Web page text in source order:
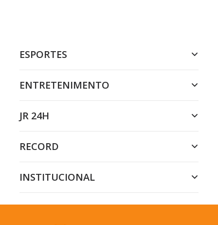
ESPORTES
ENTRETENIMENTO
JR 24H
RECORD
INSTITUCIONAL